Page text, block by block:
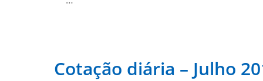
Cotação diária – Julho